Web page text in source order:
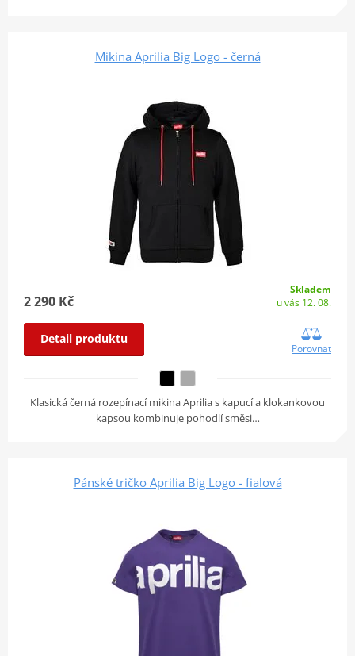
Mikina Aprilia Big Logo - černá
2 290 Kč
Skladem
u vás 12. 08.
Detail produktu
Porovnat
Klasická černá rozepínací mikina Aprilia s kapucí a klokankovou
kapsou kombinuje pohodlí směsi…
Pánské tričko Aprilia Big Logo - fialová